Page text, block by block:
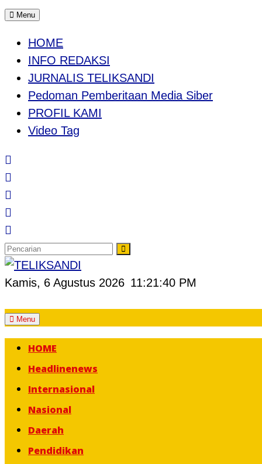
Menu
HOME
INFO REDAKSI
JURNALIS TELIKSANDI
Pedoman Pemberitaan Media Siber
PROFIL KAMI
Video Tag
Kamis, 6 Agustus 2026 11:21:41 PM
Skip
content
Menu
HOME
Headlinenews
Internasional
Nasional
Daerah
Pendidikan